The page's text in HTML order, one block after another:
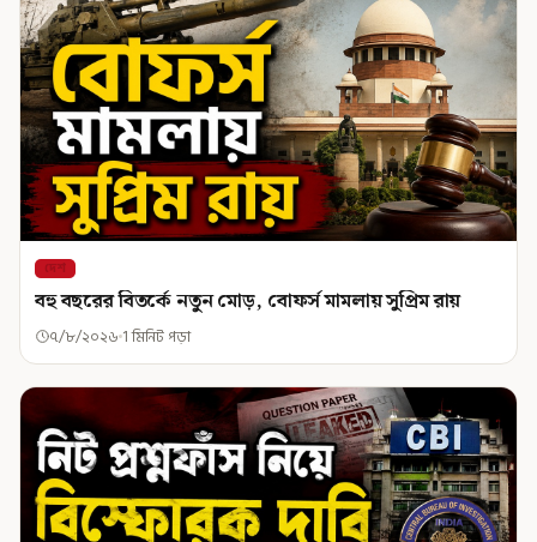
দেশ
বহু বছরের বিতর্কে নতুন মোড়, বোফর্স মামলায় সুপ্রিম রায়
৭/৮/২০২৬ 1 মিনিট পড়া